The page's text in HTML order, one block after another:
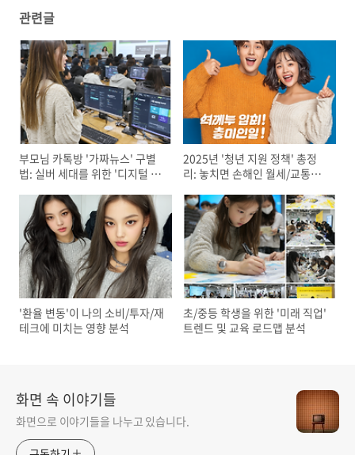
관련글
부모님 카톡방 '가짜뉴스' 구별
법: 실버 세대를 위한 '디지털 리
2025년 '청년 지원 정책' 총정
리: 놓치면 손해인 월세/교통비/
로, 청년동행)
'환율 변동'이 나의 소비/투자/재
테크에 미치는 영향 분석
초/중등 학생을 위한 '미래 직업'
트렌드 및 교육 로드맵 분석
화면 속 이야기들
화면으로 이야기들을 나누고 있습니다.